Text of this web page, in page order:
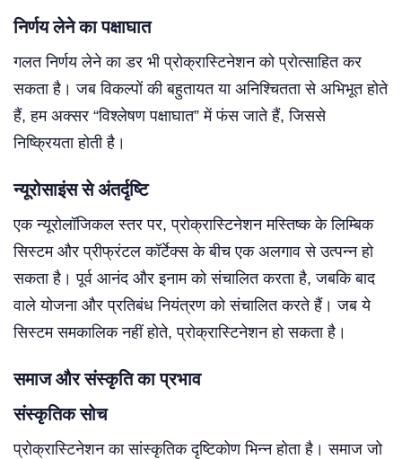
निर्णय लेने का पक्षाघात
गलत निर्णय लेने का डर भी प्रोक्रास्टिनेशन को प्रोत्साहित कर
सकता है। जब विकल्पों की बहुतायत या अनिश्चितता से अभिभूत होते
हैं, हम अक्सर “विश्लेषण पक्षाघात” में फंस जाते हैं, जिससे
निष्क्रियता होती है।
न्यूरोसाइंस से अंतर्दृष्टि
एक न्यूरोलॉजिकल स्तर पर, प्रोक्रास्टिनेशन मस्तिष्क के लिम्बिक
सिस्टम और प्रीफ्रंटल कॉर्टेक्स के बीच एक अलगाव से उत्पन्न हो
सकता है। पूर्व आनंद और इनाम को संचालित करता है, जबकि बाद
वाले योजना और प्रतिबंध नियंत्रण को संचालित करते हैं। जब ये
सिस्टम समकालिक नहीं होते, प्रोक्रास्टिनेशन हो सकता है।
समाज और संस्कृति का प्रभाव
संस्कृतिक सोच
प्रोक्रास्टिनेशन का सांस्कृतिक दृष्टिकोण भिन्न होता है। समाज जो